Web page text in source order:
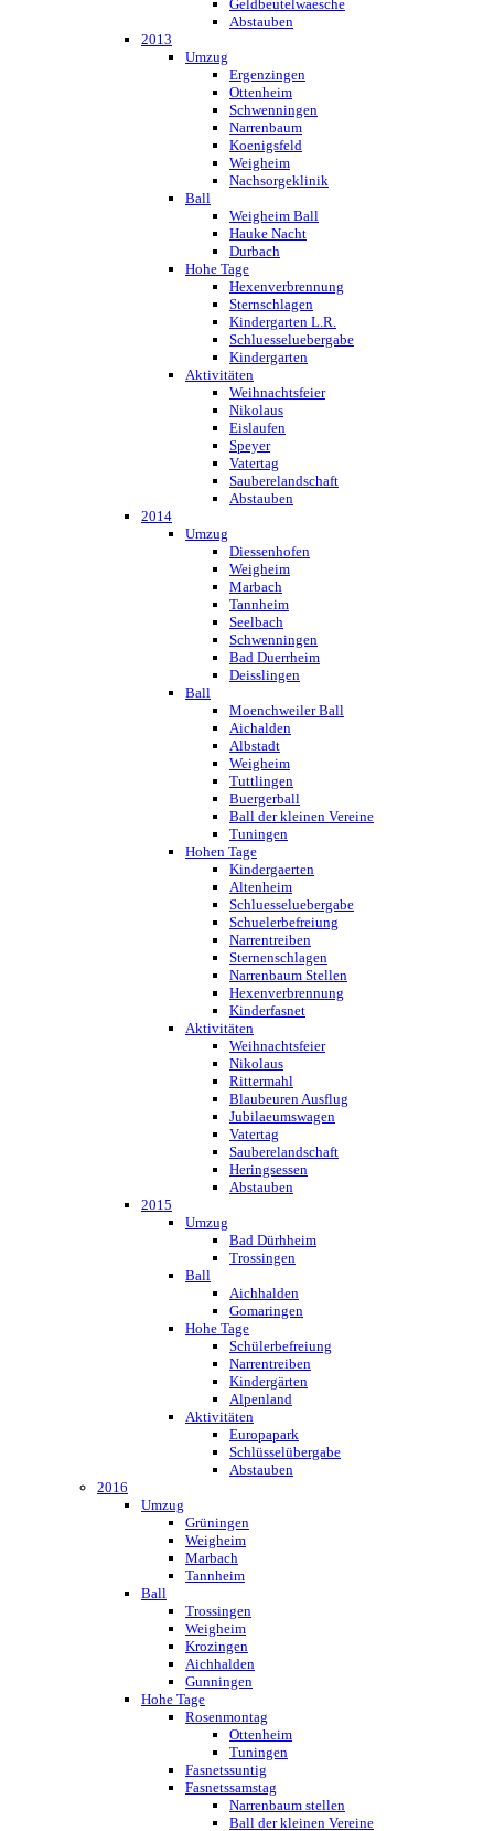
Geldbeutelwaesche
Abstauben
2013
Umzug
Ergenzingen
Ottenheim
Schwenningen
Narrenbaum
Koenigsfeld
Weigheim
Nachsorgeklinik
Ball
Weigheim Ball
Hauke Nacht
Durbach
Hohe Tage
Hexenverbrennung
Sternschlagen
Kindergarten L.R.
Schluesseluebergabe
Kindergarten
Aktivitäten
Weihnachtsfeier
Nikolaus
Eislaufen
Speyer
Vatertag
Sauberelandschaft
Abstauben
2014
Umzug
Diessenhofen
Weigheim
Marbach
Tannheim
Seelbach
Schwenningen
Bad Duerrheim
Deisslingen
Ball
Moenchweiler Ball
Aichalden
Albstadt
Weigheim
Tuttlingen
Buergerball
Ball der kleinen Vereine
Tuningen
Hohen Tage
Kindergaerten
Altenheim
Schluesseluebergabe
Schuelerbefreiung
Narrentreiben
Sternenschlagen
Narrenbaum Stellen
Hexenverbrennung
Kinderfasnet
Aktivitäten
Weihnachtsfeier
Nikolaus
Rittermahl
Blaubeuren Ausflug
Jubilaeumswagen
Vatertag
Sauberelandschaft
Heringsessen
Abstauben
2015
Umzug
Bad Dürhheim
Trossingen
Ball
Aichhalden
Gomaringen
Hohe Tage
Schülerbefreiung
Narrentreiben
Kindergärten
Alpenland
Aktivitäten
Europapark
Schlüsselübergabe
Abstauben
2016
Umzug
Grüningen
Weigheim
Marbach
Tannheim
Ball
Trossingen
Weigheim
Krozingen
Aichhalden
Gunningen
Hohe Tage
Rosenmontag
Ottenheim
Tuningen
Fasnetssuntig
Fasnetssamstag
Narrenbaum stellen
Ball der kleinen Vereine